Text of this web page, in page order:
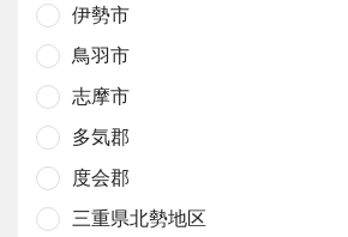
伊勢市
鳥羽市
志摩市
多気郡
度会郡
三重県北勢地区